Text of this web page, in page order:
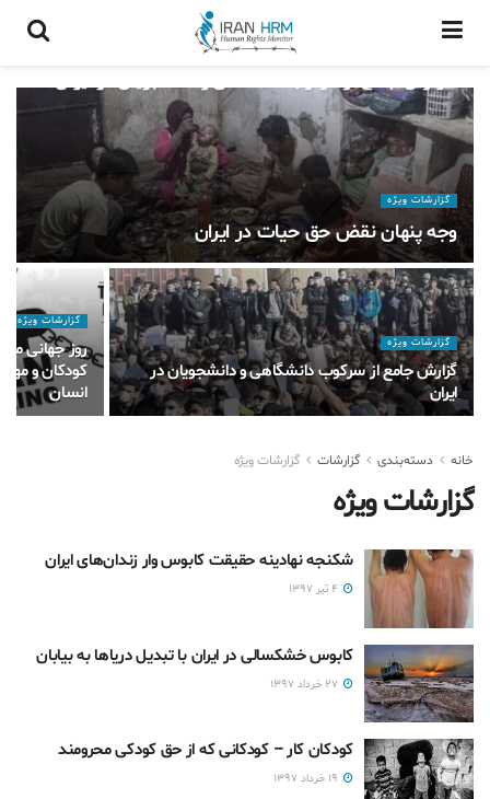
گزارشات ويژه
وجه پنهان نقض حق حیات در ایران
گزارشات ويژه
گزارش جامع از سرکوب دانشگاهی و دانشجویان در
ایران
گزارشات ويژه
کودکان و
انسان
خانه دسته‌بندی گزارشات گزارشات ويژه
گزارشات ويژه
شکنجه نهادينه حقيقت كابوس وار زندان‌های ایران
کابوس خشکسالی در ایران با تبدیل دریاها به بیابان
کودکان کار – کودکانی که از حق کودکی محرومند